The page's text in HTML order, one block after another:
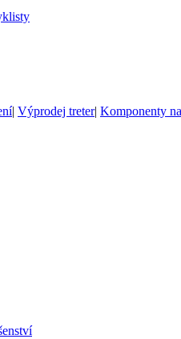
| Výprodej treter| Komponenty